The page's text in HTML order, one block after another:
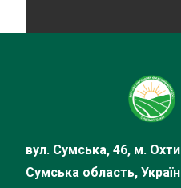
вул. Сумська, 46, м.
Сумська область,